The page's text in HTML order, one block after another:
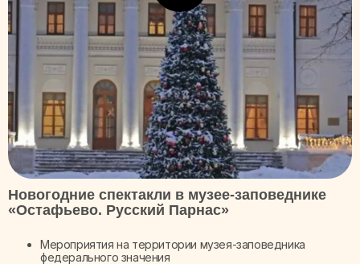
Новогодние спектакли в музее-заповеднике
«Остафьево. Русский Парнас»
Мероприятия на территории музея-заповедника
федерального значения